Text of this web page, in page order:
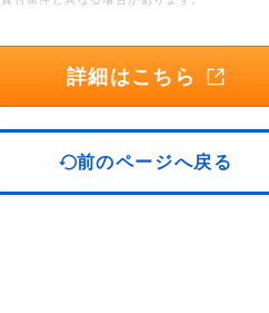
詳細はこちら
前のページへ戻る